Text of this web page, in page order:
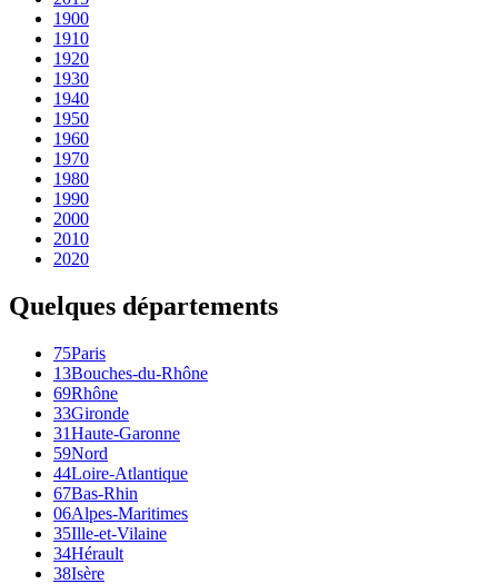
1900
1910
1920
1930
1940
1950
1960
1970
1980
1990
2000
2010
2020
Quelques départements
75Paris
13Bouches-du-Rhône
69Rhône
33Gironde
31Haute-Garonne
59Nord
44Loire-Atlantique
67Bas-Rhin
06Alpes-Maritimes
35Ille-et-Vilaine
34Hérault
38Isère